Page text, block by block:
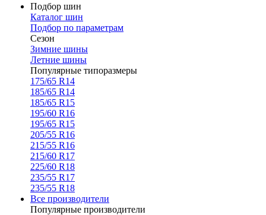
Подбор шин
Каталог шин
Подбор по параметрам
Сезон
Зимние шины
Летние шины
Популярные типоразмеры
175/65 R14
185/65 R14
185/65 R15
195/60 R16
195/65 R15
205/55 R16
215/55 R16
215/60 R17
225/60 R18
235/55 R17
235/55 R18
Все производители
Популярные производители